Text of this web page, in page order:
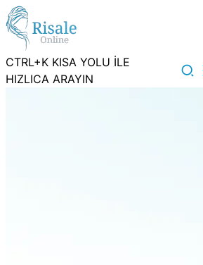
CTRL+K KISA YOLU İLE
HIZLICA ARAYIN